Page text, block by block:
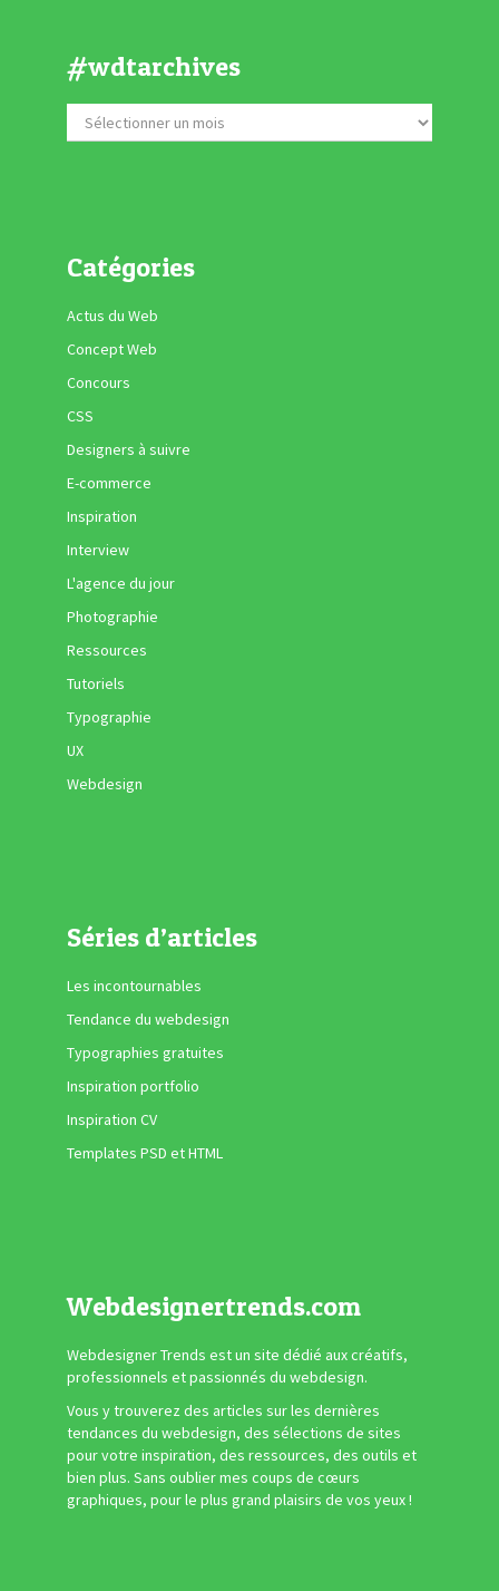
#wdtarchives
Catégories
Actus du Web
Concept Web
Concours
CSS
Designers à suivre
E-commerce
Inspiration
Interview
L'agence du jour
Photographie
Ressources
Tutoriels
Typographie
UX
Webdesign
Séries d’articles
Les incontournables
Tendance du webdesign
Typographies gratuites
Inspiration portfolio
Inspiration CV
Templates PSD et HTML
Webdesignertrends.com
Webdesigner Trends est un site dédié aux créatifs,
professionnels et passionnés du webdesign.
Vous y trouverez des articles sur les dernières
tendances du webdesign, des sélections de sites
pour votre inspiration, des ressources, des outils et
bien plus. Sans oublier mes coups de cœurs
graphiques, pour le plus grand plaisirs de vos yeux !